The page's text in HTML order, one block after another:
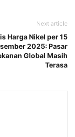
Next article
Harga Nikel per 15
2025: Pasar
Global Masih
Terasa